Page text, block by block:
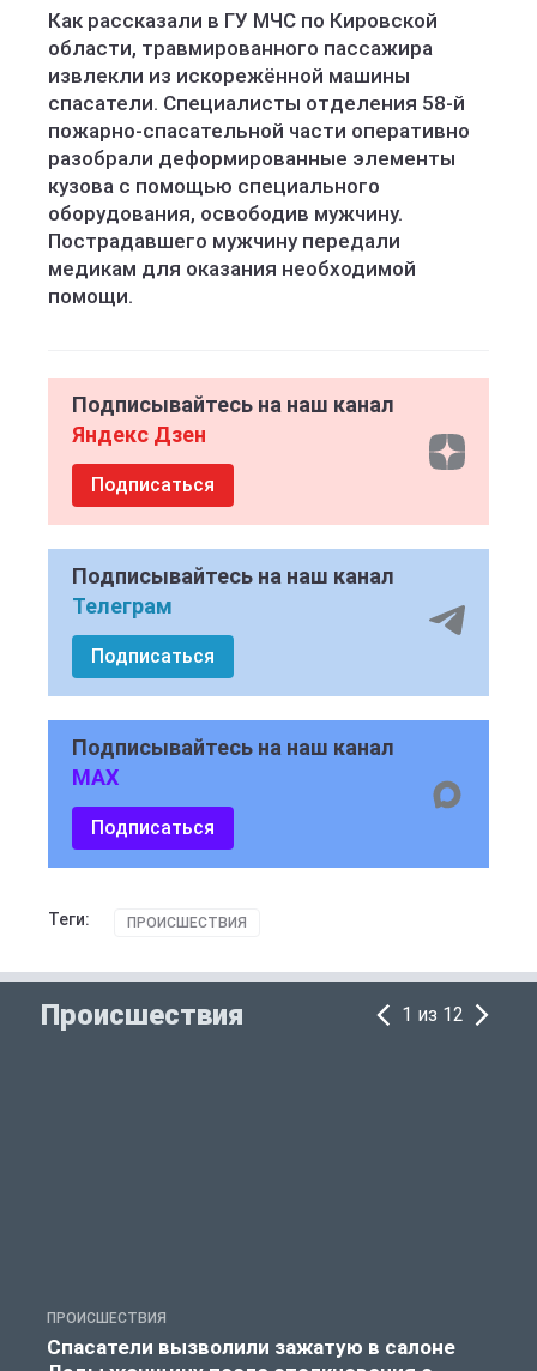
Как рассказали в ГУ МЧС по Кировской
области, травмированного пассажира
извлекли из искорежённой машины
спасатели. Специалисты отделения 58-й
пожарно-спасательной части оперативно
разобрали деформированные элементы
кузова с помощью специального
оборудования, освободив мужчину.
Пострадавшего мужчину передали
медикам для оказания необходимой
помощи.
Подписывайтесь на наш канал
Яндекс Дзен
Подписаться
Подписывайтесь на наш канал
Телеграм
Подписаться
Подписывайтесь на наш канал
MAX
Подписаться
Теги: ПРОИСШЕСТВИЯ
Происшествия 1 из 12
ПРОИСШЕСТВИЯ
Спасатели вызволили зажатую в салоне